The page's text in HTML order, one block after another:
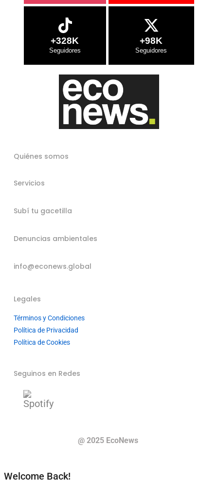
+328K +98K
Quiénes somos
Servicios
Subí tu gacetilla
Denuncias ambientales
info@econews.global
Legales
Términos y Condiciones
Política de Privacidad
Política de Cookies
Seguinos en Redes
@ 2025 EcoNews
Welcome Back!